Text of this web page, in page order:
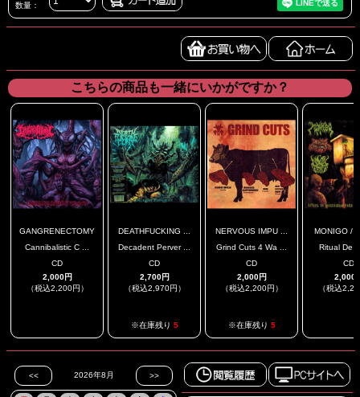
数量：
こちらの商品も一緒にいかがですか？
GANGRENECTOMY
Cannibalistic C ...
CD
2,000円
（税込2,200円）
DEATHFUCKING ...
Decadent Perver ...
CD
2,700円
（税込2,970円）
※在庫残り 5
NERVOUS IMPU ...
Grind Cuts 4 Wa ...
CD
2,000円
（税込2,200円）
※在庫残り 5
MONIGO /
Ritual De
CD
2,000
（税込